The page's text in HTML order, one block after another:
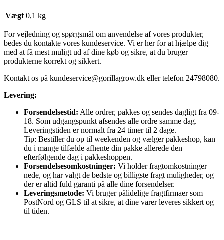
Vægt 0,1 kg
For vejledning og spørgsmål om anvendelse af vores produkter,
bedes du kontakte vores kundeservice. Vi er her for at hjælpe dig
med at få mest muligt ud af dine køb og sikre, at du bruger
produkterne korrekt og sikkert.
Kontakt os på kundeservice@gorillagrow.dk eller telefon 24798080.
Levering:
Forsendelsestid: Alle ordrer, pakkes og sendes dagligt fra 09-
18. Som udgangspunkt afsendes alle ordre samme dag.
Leveringstiden er normalt fra 24 timer til 2 dage.
Tip: Bestiller du op til weekenden og vælger pakkeshop, kan
du i mange tilfælde afhente din pakke allerede den
efterfølgende dag i pakkeshoppen.
Forsendelsesomkostninger: Vi holder fragtomkostninger
nede, og har valgt de bedste og billigste fragt muligheder, og
der er altid fuld garanti på alle dine forsendelser.
Leveringsmetode: Vi bruger pålidelige fragtfirmaer som
PostNord og GLS til at sikre, at dine varer leveres sikkert og
til tiden.